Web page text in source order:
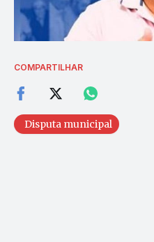
COMPARTILHAR
Disputa municipal